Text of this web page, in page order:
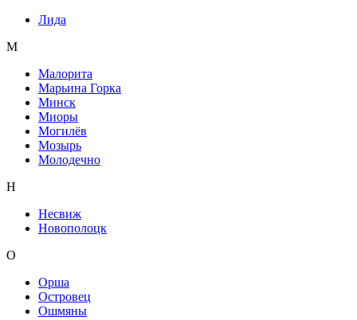
Лида
М
Малорита
Марьина Горка
Минск
Миоры
Могилёв
Мозырь
Молодечно
Н
Несвиж
Новополоцк
О
Орша
Островец
Ошмяны